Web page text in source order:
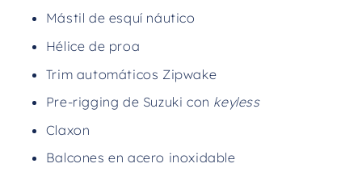
Mástil de esquí náutico
Hélice de proa
Trim automáticos Zipwake
Pre-rigging de Suzuki con keyless
Claxon
Balcones en acero inoxidable